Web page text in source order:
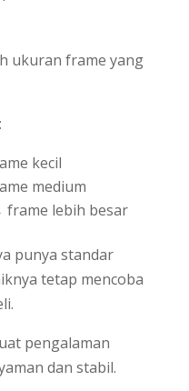
ukuran frame yang
kecil
medium
frame lebih besar
punya standar
tetap mencoba
pengalaman
dan stabil.